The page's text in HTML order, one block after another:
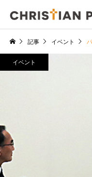
記事 イベント
イベント